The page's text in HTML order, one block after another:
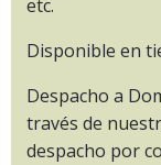
etc.
Disponible en
Despacho a
través de
despacho por